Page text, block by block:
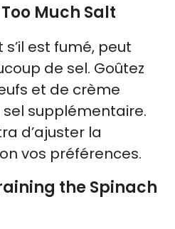
Much Salt
est fumé, peut
de sel. Goûtez
et de crème
supplémentaire.
d’ajuster la
vos préférences.
the Spinach